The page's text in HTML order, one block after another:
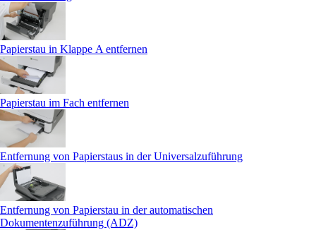
Papierstau in Klappe A entfernen
Papierstau im Fach entfernen
Entfernung von Papierstaus in der Universalzuführung
Entfernung von Papierstau in der automatischen
Dokumentenzuführung (ADZ)